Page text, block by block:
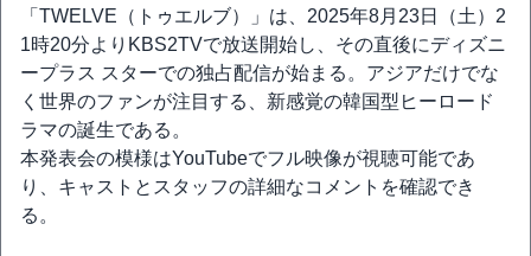
「TWELVE（トゥエルブ）」は、2025年8月23日（土）2
1時20分よりKBS2TVで放送開始し、その直後にディズニ
ープラス スターでの独占配信が始まる。アジアだけでな
く世界のファンが注目する、新感覚の韓国型ヒーロード
ラマの誕生である。
本発表会の模様はYouTubeでフル映像が視聴可能であ
り、キャストとスタッフの詳細なコメントを確認でき
る。